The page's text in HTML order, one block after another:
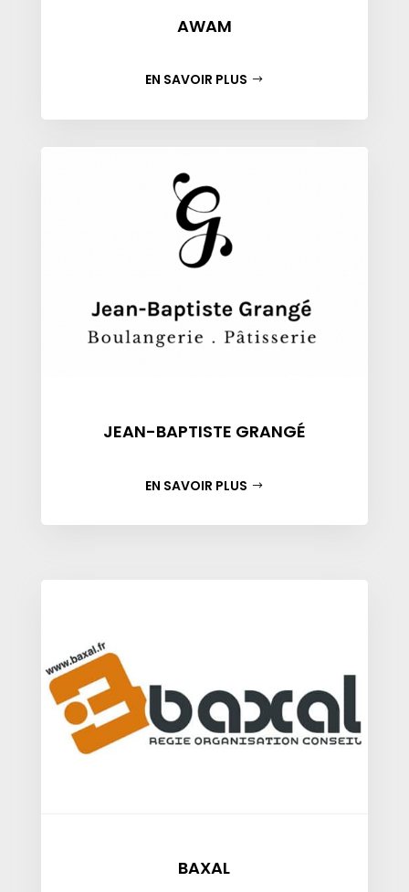
AWAM
EN SAVOIR PLUS
JEAN-BAPTISTE GRANGÉ
EN SAVOIR PLUS
BAXAL